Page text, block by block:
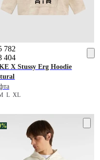
782
404
X Stussy Erg Hoodie
LXL